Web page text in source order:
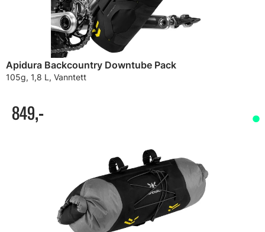
Apidura Backcountry Downtube Pack
105g, 1,8 L, Vanntett
849,-